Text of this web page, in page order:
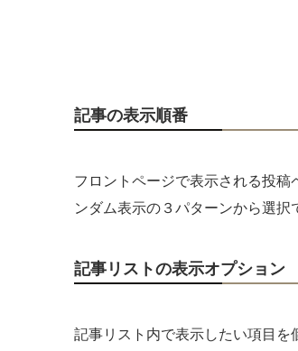
記事の表示順番
フロントページで表示される投
ンダム表示の３パターンから選択
記事リストの表示オプション
記事リスト内で表示したい項目を